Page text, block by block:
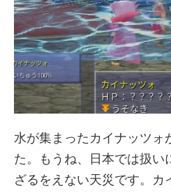
水が集まったカイナッツォ
た。もうね、日本では扱い
ざるをえない天災です。カ